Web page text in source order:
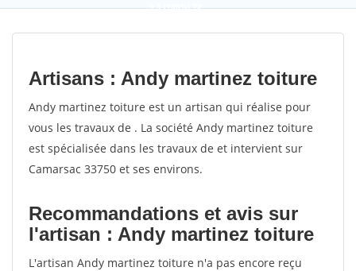
9,5(100%)72
votes
Artisans : Andy martinez toiture
Andy martinez toiture est un artisan qui réalise pour
vous les travaux de . La société Andy martinez toiture
est spécialisée dans les travaux de et intervient sur
Camarsac 33750 et ses environs.
Recommandations et avis sur
l'artisan : Andy martinez toiture
L'artisan Andy martinez toiture n'a pas encore reçu